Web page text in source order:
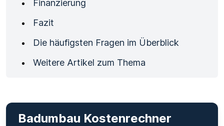
Finanzierung
Fazit
Die häufigsten Fragen im Überblick
Weitere Artikel zum Thema
Badumbau Kostenrechner